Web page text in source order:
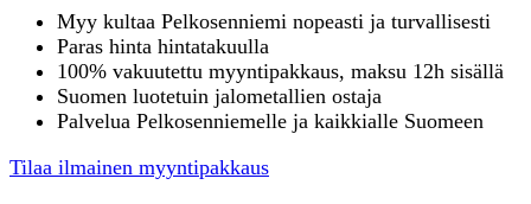
Myy kultaa Pelkosenniemi nopeasti ja turvallisesti
Paras hinta hintatakuulla
100% vakuutettu myyntipakkaus, maksu 12h sisällä
Suomen luotetuin jalometallien ostaja
Palvelua Pelkosenniemelle ja kaikkialle Suomeen
Tilaa ilmainen myyntipakkaus